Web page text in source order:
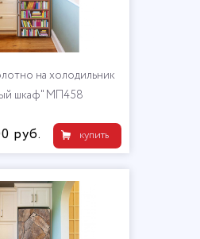
на холодильник
шкаф" МП458
купить
руб.